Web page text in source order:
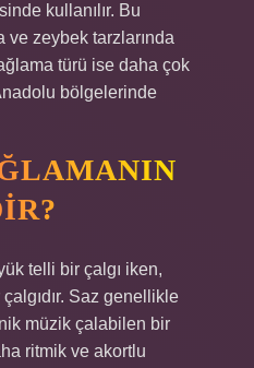
kullanılır. Bu
ve zeybek tarzlarında
türü ise daha çok
bölgelerinde
telli bir çalgı iken,
Saz genellikle
müzik çalabilen bir
ritmik ve akortlu